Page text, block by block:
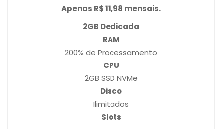
Apenas R$ 11,98 mensais.
2GB Dedicada
RAM
200% de Processamento
CPU
2GB SSD NVMe
Disco
Ilimitados
Slots